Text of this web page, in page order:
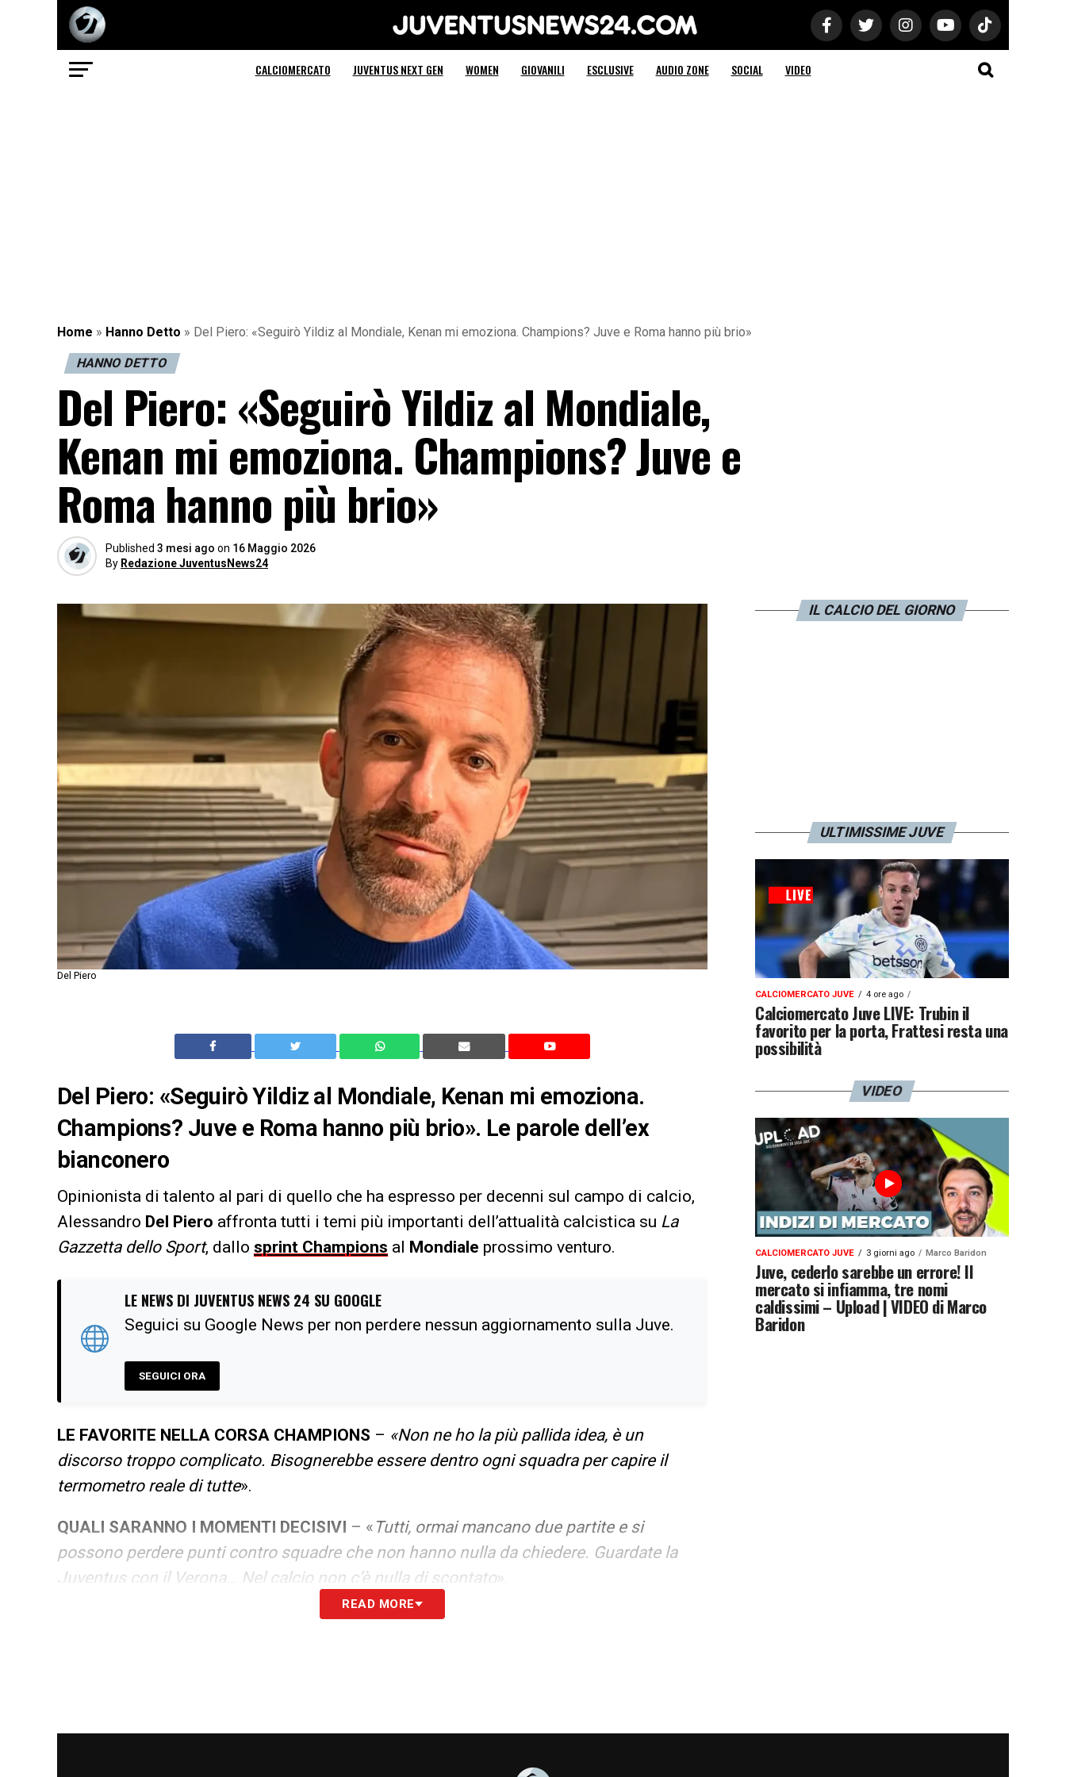
Juventus News 24
CALCIOMERCATO JUVENTUS NEXT GEN WOMEN GIOVANILI ESCLUSIVE AUDIO ZONE SOCIAL VIDEO
Home » Hanno Detto » Del Piero: «Seguirò Yildiz al Mondiale, Kenan mi emoziona. Champions? Juve e Roma hanno più brio»
HANNO DETTO
Del Piero: «Seguirò Yildiz al Mondiale,
Kenan mi emoziona. Champions? Juve e
Roma hanno più brio»
Published 3 mesi ago on 16 Maggio 2026
By Redazione JuventusNews24
Del Piero
Del Piero: «Seguirò Yildiz al Mondiale, Kenan mi emoziona.
Champions? Juve e Roma hanno più brio». Le parole dell’ex
bianconero
Opinionista di talento al pari di quello che ha espresso per decenni sul campo di calcio,
Alessandro Del Piero affronta tutti i temi più importanti dell’attualità calcistica su La
Gazzetta dello Sport, dallo sprint Champions al Mondiale prossimo venturo.
LE NEWS DI JUVENTUS NEWS 24 SU GOOGLE
Seguici su Google News per non perdere nessun aggiornamento sulla Juve.
SEGUICI ORA
LE FAVORITE NELLA CORSA CHAMPIONS – «Non ne ho la più pallida idea, è un
discorso troppo complicato. Bisognerebbe essere dentro ogni squadra per capire il
termometro reale di tutte».
QUALI SARANNO I MOMENTI DECISIVI – « Tutti, ormai mancano due partite e si
possono perdere punti contro squadre che non hanno nulla da chiedere. Guardate la
Juventus con il Verona… Nel calcio non c’è nulla di scontato».
– «Se dobbiamo fotografare il momento, sì, Juve e
qui, magari in altri sport più che nel calcio. La si riscoprirà anche sui nostri campi,
READ MORE
IL CALCIO DEL GIORNO
ULTIMISSIME JUVE
CALCIOMERCATO JUVE 4 ore ago
Calciomercato Juve LIVE: Trubin il
favorito per la porta, Frattesi resta una
possibilità
VIDEO
CALCIOMERCATO JUVE 3 giorni ago Marco Baridon
Juve, cederlo sarebbe un errore! Il
mercato si infiamma, tre nomi
caldissimi – Upload | VIDEO di Marco
Baridon